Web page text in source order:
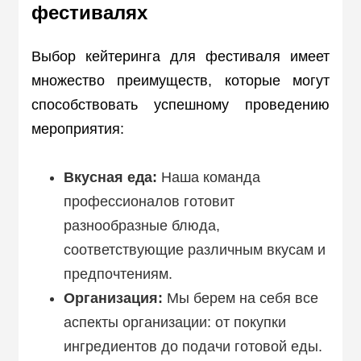
фестивалях
Выбор кейтеринга для фестиваля имеет
множество преимуществ, которые могут
способствовать успешному проведению
мероприятия:
Вкусная еда: Наша команда
профессионалов готовит
разнообразные блюда,
соответствующие различным вкусам и
предпочтениям.
Организация: Мы берем на себя все
аспекты организации: от покупки
ингредиентов до подачи готовой еды.